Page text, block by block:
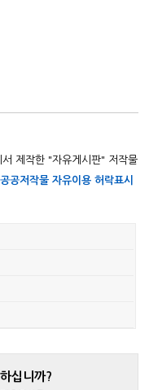
서 제작한 "자유게시판" 저작물
공공저작물 자유이용 허락표시
십니까?